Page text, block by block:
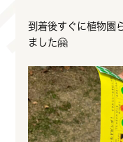
到着後すぐに植物園
ました🤗